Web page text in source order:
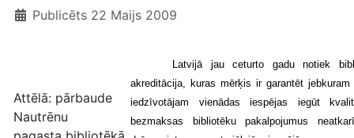
Publicēts 22 Maijs 2009
Attēlā: pārbaude
Nautrēnu
Latvijā jau ceturto gadu notiek
akreditācija, kuras mērķis ir garantēt
iedzīvotājam vienādas iespējas iegūt
bezmaksas bibliotēku pakalpojumus